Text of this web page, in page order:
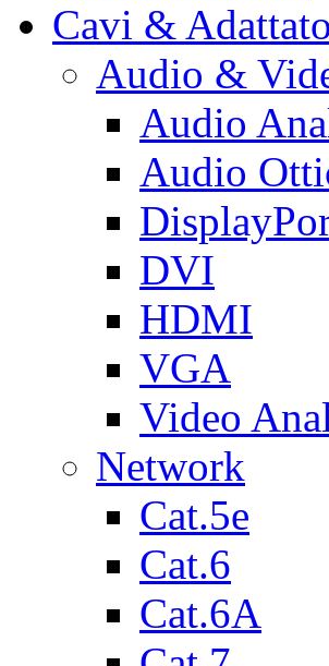
Cavi &
Audio &
Audio
Audio
DVI
HDMI
VGA
Video
Network
Cat.5e
Cat.6
Cat.6A